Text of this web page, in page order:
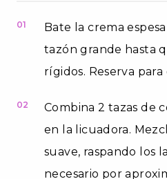
01
Bate la crema
tazón grande hasta
rígidos. Reserva
02
Combina 2 tazas de
en la licuadora.
suave, raspando los
necesario por